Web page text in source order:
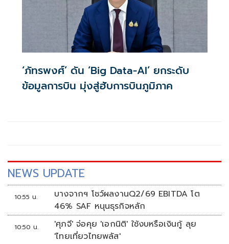
‘ภัทรพงศ์’ ดัน ‘Big Data-AI’ ยกระดับ
ข้อมูลการบิน มุ่งสู่ฮับการบินภูมิภาค
NEWS UPDATE
10:55 น.
บางจากฯ โชว์ผลงานQ2/69 EBITDA โต
46% SAF หนุนธุรกิจหลัก
10:50 น.
'ศุภจี' จ่อคุย 'เอกนิติ' ใช้งบหรือเงินกู้ ลุย
'ไทยเที่ยวไทยพลัส'